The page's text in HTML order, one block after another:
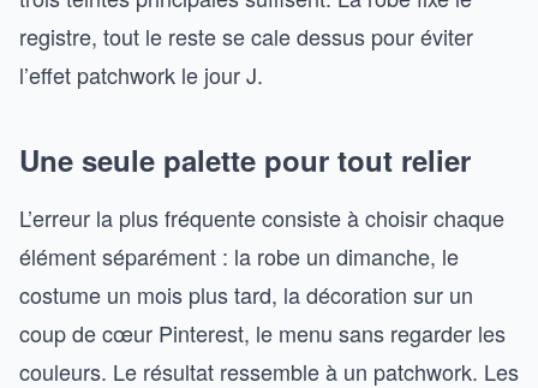
registre, tout le reste se cale dessus pour éviter
l’effet patchwork le jour J.
Une seule palette pour tout relier
L’erreur la plus fréquente consiste à choisir chaque
élément séparément : la robe un dimanche, le
costume un mois plus tard, la décoration sur un
coup de cœur Pinterest, le menu sans regarder les
couleurs. Le résultat ressemble à un patchwork. Les